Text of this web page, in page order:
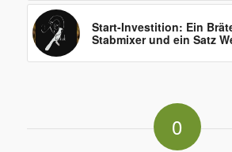
Start-Investition: Ein
Stabmixer und ein Satz
0